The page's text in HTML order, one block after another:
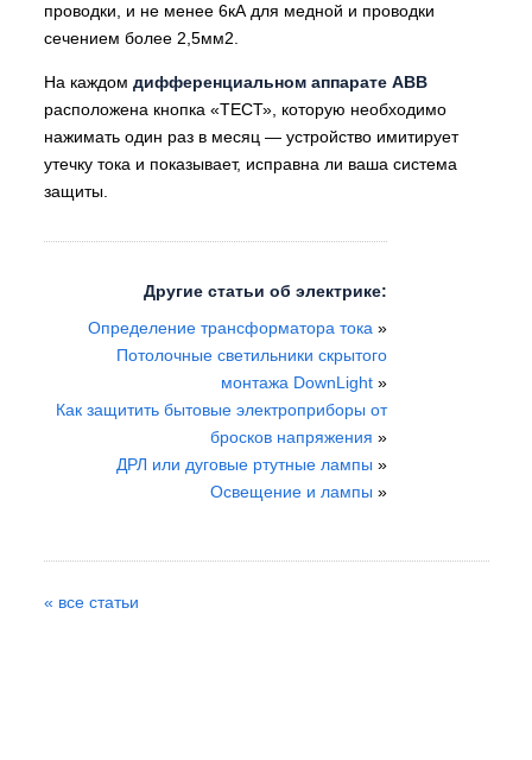
проводки, и не менее 6кА для медной и проводки
сечением более 2,5мм2.
На каждом дифференциальном аппарате ABB
расположена кнопка «ТЕСТ», которую необходимо
нажимать один раз в месяц — устройство имитирует
утечку тока и показывает, исправна ли ваша система
защиты.
Другие статьи об электрике:
Определение трансформатора тока »
Потолочные светильники скрытого
монтажа DownLight»
Как защитить бытовые электроприборы от
бросков напряжения »
ДРЛ или дуговые ртутные лампы »
Освещение и лампы »
« все статьи